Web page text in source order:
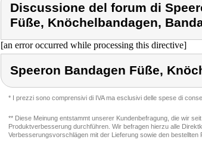
Discussione del forum di
Füße, Knöchelbandagen,
[an error occurred while processing this directive]
Speeron Bandagen Füße,
* I prezzi sono comprensivi di IVA ma esclusivi delle spese di
** Diese Meinung entstammt unserer Kundenbefragung, die wir
Produktverbesserung durchführen. Wir befragen hierzu alle
Verbesserungsvorschlägen mit der Lieferung sowie den bestellten